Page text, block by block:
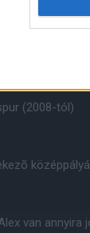
(2008-tól)
van annyira